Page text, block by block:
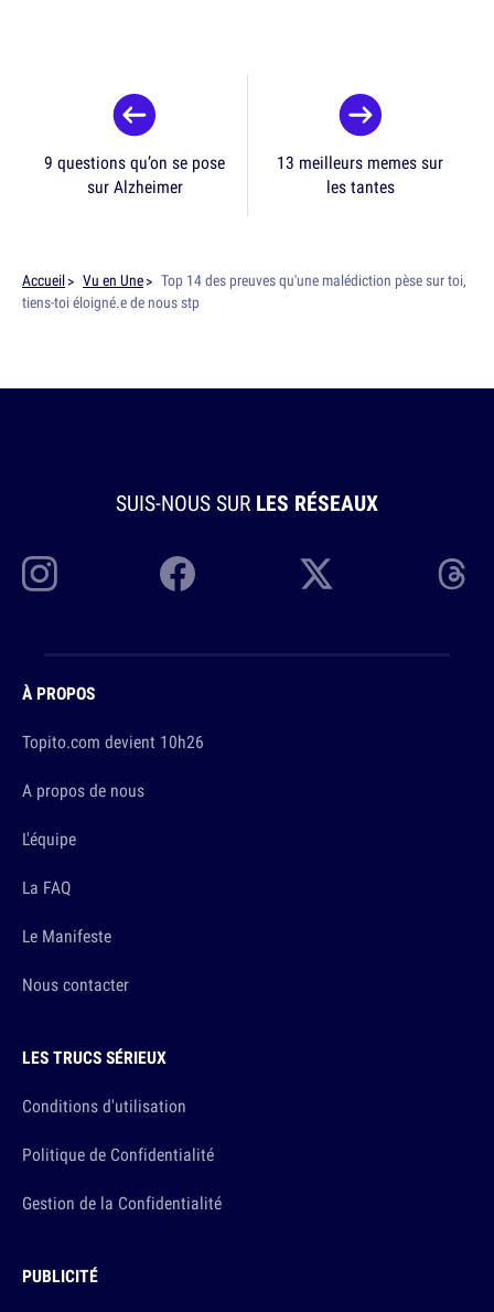
9 questions qu’on se pose
sur Alzheimer
13 meilleurs memes sur
les tantes
Accueil Vu en Une
Top 14 des preuves qu'une malédiction pèse sur toi,
tiens-toi éloigné.e de nous stp
SUIS-NOUS SUR LES RÉSEAUX
À PROPOS
Topito.com devient 10h26
A propos de nous
L'équipe
La FAQ
Le Manifeste
Nous contacter
LES TRUCS SÉRIEUX
Conditions d'utilisation
Politique de Confidentialité
Gestion de la Confidentialité
PUBLICITÉ